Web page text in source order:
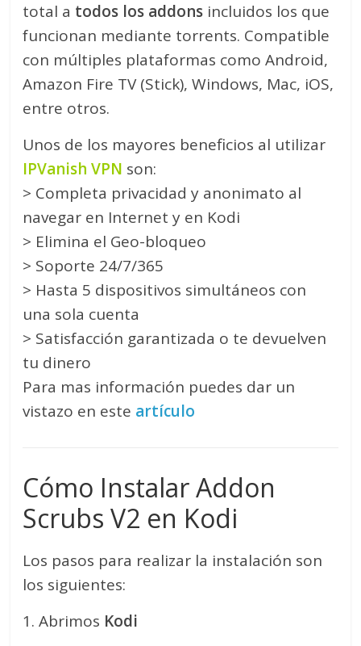
total a todos los addons incluidos los que
funcionan mediante torrents. Compatible
con múltiples plataformas como Android,
Amazon Fire TV (Stick), Windows, Mac, iOS,
entre otros.
Unos de los mayores beneficios al utilizar
IPVanish VPN son:
> Completa privacidad y anonimato al
navegar en Internet y en Kodi
> Elimina el Geo-bloqueo
> Soporte 24/7/365
> Hasta 5 dispositivos simultáneos con
una sola cuenta
> Satisfacción garantizada o te devuelven
tu dinero
Para mas información puedes dar un
vistazo en este artículo
Cómo Instalar Addon
Scrubs V2 en Kodi
Los pasos para realizar la instalación son
los siguientes:
1. Abrimos Kodi